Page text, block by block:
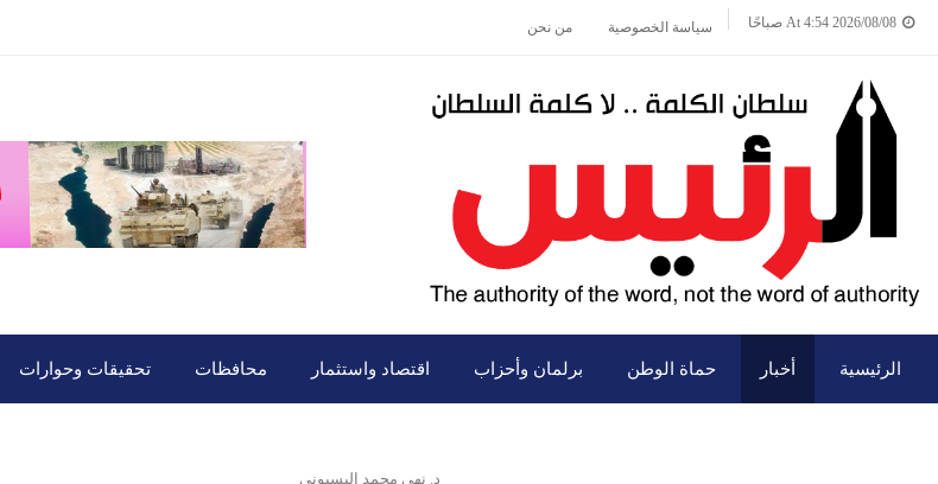
2026/08/08 At 4:54 صباحًا سياسة الخصوصية من نحن
الرئيسية أخبار حماة الوطن برلمان وأحزاب اقتصاد واستثمار محافظات تحقيقات وحوارات
د. نهي محمد البسيوني